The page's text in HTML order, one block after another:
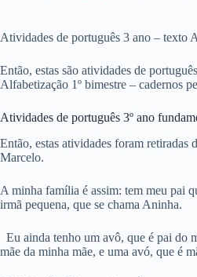
Atividades de português 3 ano – texto
Então, estas são atividades de
Alfabetização 1º bimestre – cadernos
Atividades de português 3º ano
Então, estas atividades foram
Marcelo.
A minha família é assim: tem meu pai
irmã pequena, que se chama Aninha.
Eu ainda tenho um avô, que é pai do
mãe da minha mãe, e uma avó, que é